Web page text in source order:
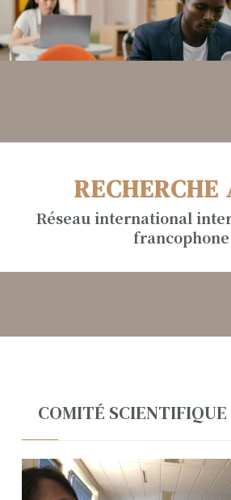
i
o
RECHERCHE
Réseau international
francophone
COMITÉ SCIENTIFIQUE